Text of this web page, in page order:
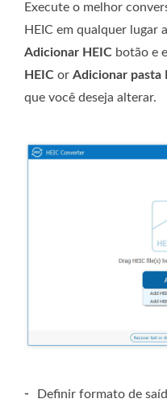
Execute o melhor
HEIC em qualquer lugar
Adicionar HEIC botão e
HEIC or Adicionar pasta
que você deseja alterar.
- Definir formato de